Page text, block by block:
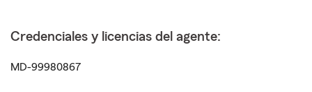
Credenciales y licencias del agente:
MD-99980867